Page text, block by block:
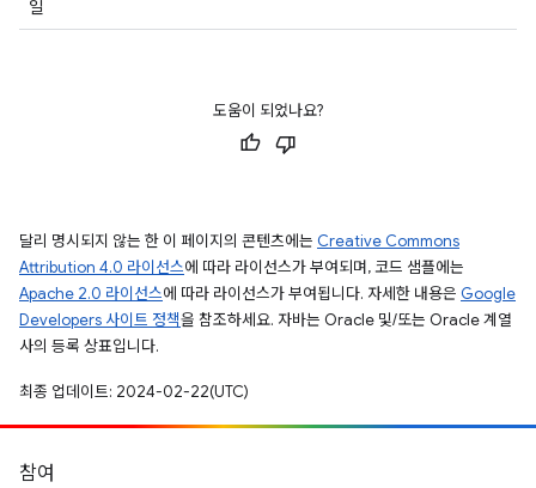
일
도움이 되었나요?
달리 명시되지 않는 한 이 페이지의 콘텐츠에는 Creative Commons
Attribution 4.0 라이선스에 따라 라이선스가 부여되며, 코드 샘플에는
Apache 2.0 라이선스에 따라 라이선스가 부여됩니다. 자세한 내용은 Google
Developers 사이트 정책을 참조하세요. 자바는 Oracle 및/또는 Oracle 계열
사의 등록 상표입니다.
최종 업데이트: 2024-02-22(UTC)
참여